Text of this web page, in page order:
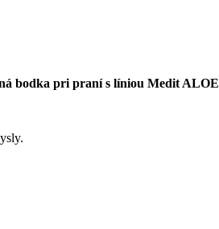
bodka pri praní s líniou Medit ALOE